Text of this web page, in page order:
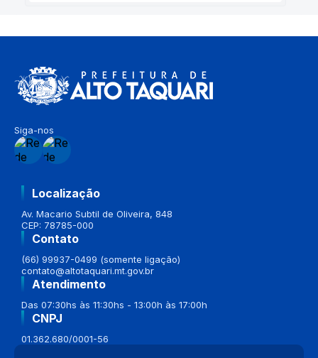
Siga-nos
Localização
Av. Macario Subtil de Oliveira, 848
CEP: 78785-000
Contato
(66) 99937-0499 (somente ligação)
contato@altotaquari.mt.gov.br
Atendimento
Das 07:30hs às 11:30hs - 13:00h às 17:00h
CNPJ
01.362.680/0001-56